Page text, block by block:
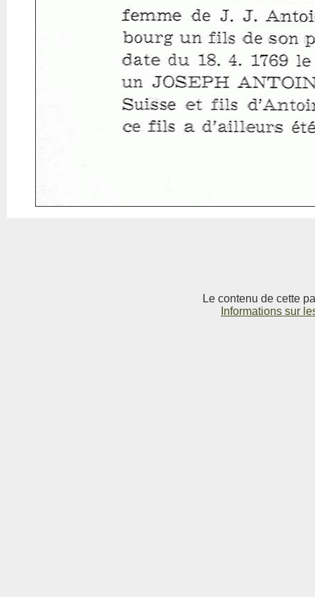
Le contenu de cette
Informations sur